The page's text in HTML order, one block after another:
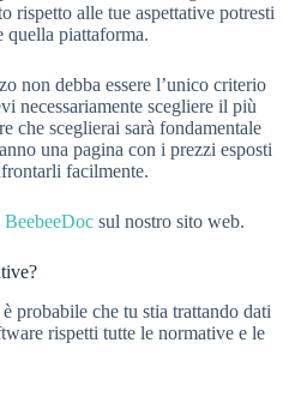
rispetto alle tue aspettative potresti
quella piattaforma.
non debba essere l’unico criterio
necessariamente scegliere il più
che sceglierai sarà fondamentale
una pagina con i prezzi esposti
facilmente.
sul nostro sito web.
probabile che tu stia trattando dati
rispetti tutte le normative e le